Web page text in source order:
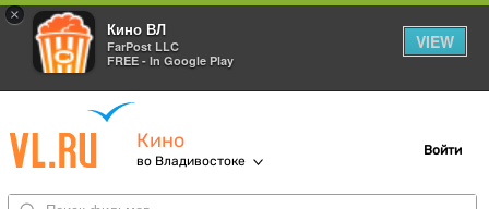
×
Кино ВЛ
FarPost LLC
FREE - In Google Play
VIEW
Кино
во Владивостоке
Войти